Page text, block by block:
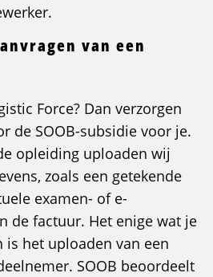
van een
Force? Dan verzorgen
de SOOB-subsidie voor je.
opleiding uploaden wij
zoals een getekende
examen- of e-
de factuur. Het enige wat je
is het uploaden van een
SOOB beoordeelt